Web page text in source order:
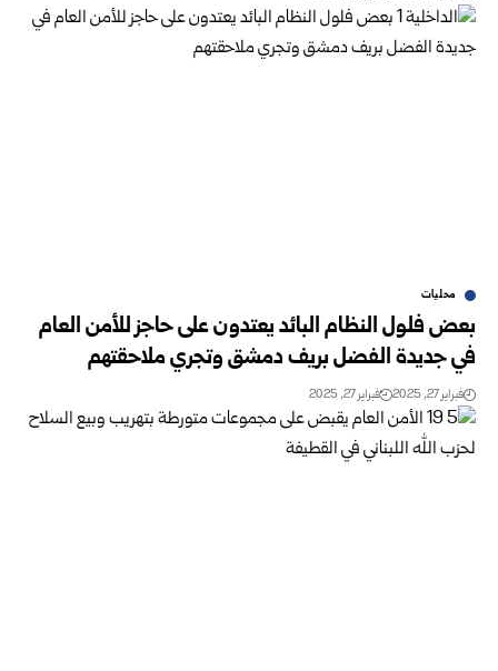
محليات
بعض فلول النظام البائد يعتدون على حاجز للأمن العام
في جديدة الفضل بريف ‏دمشق وتجري ملاحقتهم ‏
فبراير 27, 2025 فبراير 27, 2025